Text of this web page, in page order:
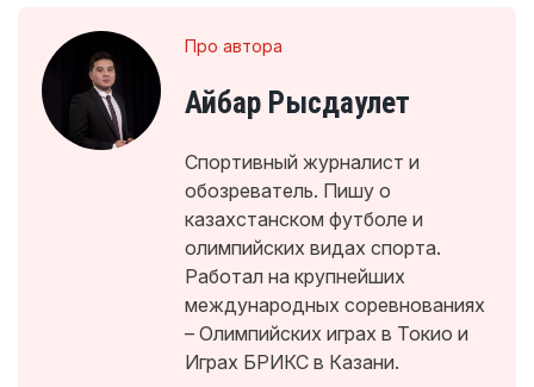
Про автора
Айбар Рысдаулет
Спортивный журналист и
обозреватель. Пишу о
казахстанском футболе и
олимпийских видах спорта.
Работал на крупнейших
международных соревнованиях
– Олимпийских играх в Токио и
Играх БРИКС в Казани.